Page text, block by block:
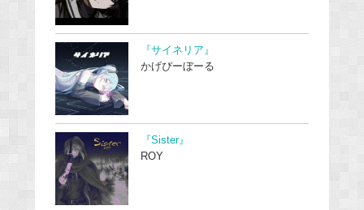
『サイネリア』
かげぴーぼーる
『Sister』
ROY